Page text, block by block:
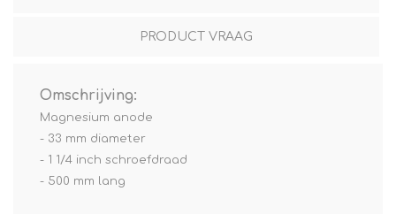
PRODUCT VRAAG
Omschrijving:
Magnesium anode
- 33 mm diameter
- 1 1/4 inch schroefdraad
- 500 mm lang